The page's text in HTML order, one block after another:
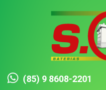
(85) 9 8608-2201